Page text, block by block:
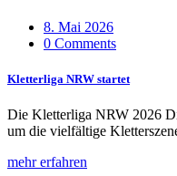
8. Mai 2026
0 Comments
Kletterliga NRW startet
Die Kletterliga NRW 2026
um die vielfältige
mehr erfahren